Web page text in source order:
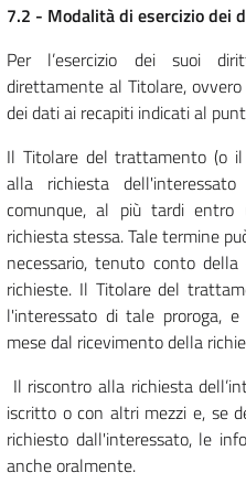
7.2 - Modalità di esercizio dei
Per l’esercizio dei suoi
direttamente al Titolare,
dei dati ai recapiti indicati al
Il Titolare del trattamento (o
alla richiesta
comunque, al più tardi
richiesta stessa. Tale termine
necessario, tenuto conto
richieste. Il Titolare del
l'interessato di tale proroga,
mese dal ricevimento della
Il riscontro alla richiesta
iscritto o con altri mezzi e, se
richiesto dall'interessato, le
anche oralmente.